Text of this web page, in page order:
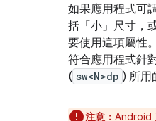
如果應用程式可
括「小」尺寸，
要使用這項屬性
符合應用程式針
( sw<N>dp ) 所用
注意： Android